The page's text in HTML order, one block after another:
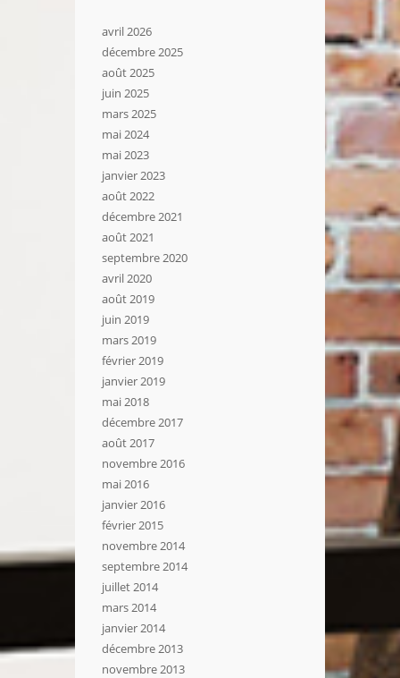
avril 2026
décembre 2025
août 2025
juin 2025
mars 2025
mai 2024
mai 2023
janvier 2023
août 2022
décembre 2021
août 2021
septembre 2020
avril 2020
août 2019
juin 2019
mars 2019
février 2019
janvier 2019
mai 2018
décembre 2017
août 2017
novembre 2016
mai 2016
janvier 2016
février 2015
novembre 2014
septembre 2014
juillet 2014
mars 2014
janvier 2014
décembre 2013
novembre 2013